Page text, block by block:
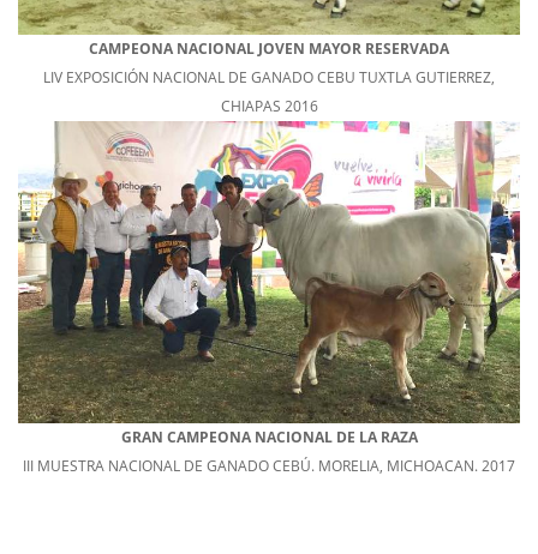
CAMPEONA NACIONAL JOVEN MAYOR RESERVADA
LIV EXPOSICIÓN NACIONAL DE GANADO CEBU TUXTLA GUTIERREZ,
CHIAPAS 2016
GRAN CAMPEONA NACIONAL DE LA RAZA
III MUESTRA NACIONAL DE GANADO CEBÚ. MORELIA, MICHOACAN. 2017